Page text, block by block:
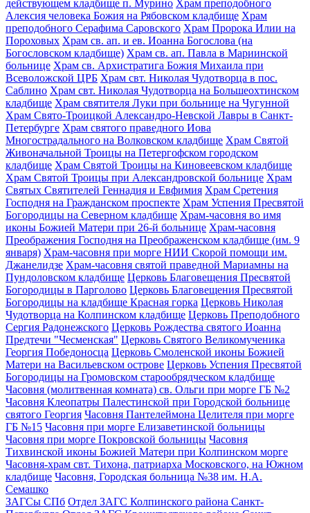
действующем кладбище п. Мурино Храм преподобного
Алексия человека Божия на Рябовском кладбище Храм
преподобного Серафима Саровского Храм Пророка Илии на
Пороховых Храм св. ап. и ев. Иоанна Богослова (на
Богословском кладбище) Храм св. ап. Павла в Мариинской
больнице Храм св. Архистратига Божия Михаила при
Всеволожской ЦРБ Храм свт. Николая Чудотворца в пос.
Саблино Храм свт. Николая Чудотворца на Большеохтинском
кладбище Храм святителя Луки при больнице на Чугунной
Храм Свято-Троицкой Александро-Невской Лавры в Санкт-
Петербурге Храм святого праведного Иова
Многострадального на Волковском кладбище Храм Святой
Живоначальной Троицы на Петергофском городском
кладбище Храм Святой Троицы на Киновеевском кладбище
Храм Святой Троицы при Александровской больнице Храм
Святых Святителей Геннадия и Евфимия Храм Сретения
Господня на Гражданском проспекте Храм Успения Пресвятой
Богородицы на Северном кладбище Храм-часовня во имя
иконы Божией Матери при 26-й больнице Храм-часовня
Преображения Господня на Преображенском кладбище (им. 9
января) Храм-часовня при морге НИИ Скорой помощи им.
Джанелидзе Храм-часовня святой праведной Мариамны на
Пундоловском кладбище Церковь Благовещения Пресвятой
Богородицы в Парголово Церковь Благовещения Пресвятой
Богородицы на кладбище Красная горка Церковь Николая
Чудотворца на Колпинском кладбище Церковь Преподобного
Сергия Радонежского Церковь Рождества святого Иоанна
Предтечи "Чесменская" Церковь Святого Великомученика
Георгия Победоносца Церковь Смоленской иконы Божией
Матери на Васильевском острове Церковь Успения Пресвятой
Богородицы на Громовском старообрядческом кладбище
Часовня (молитвенная комната) св. Ольги при морге ГБ №2
Часовня Клеопатры Палестинской при Городской больнице
святого Георгия Часовня Пантелеймона Целителя при морге
ГБ №15 Часовня при морге Елизаветинской больницы
Часовня при морге Покровской больницы Часовня
Тихвинской иконы Божией Матери при Колпинском морге
Часовня-храм свт. Тихона, патриарха Московского, на Южном
кладбище Часовня, Городская больница №38 им. Н.А.
Семашко
ЗАГСы СПб Отдел ЗАГС Колпинского района Санкт-